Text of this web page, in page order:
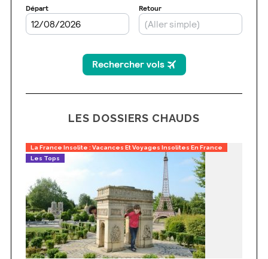
LES DOSSIERS CHAUDS
La France Insolite : Vacances Et Voyages Insolites En France
Les Tops